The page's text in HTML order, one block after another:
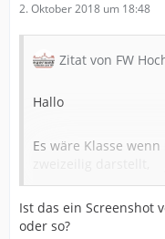
2. Oktober 2018 um 18:48
Zitat von FW
Hallo
Es wäre Klasse
erste Zeile Datum
Ist das ein Screenshot
oder so?